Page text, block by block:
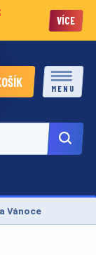
VÍCE
MENU
Vánoce